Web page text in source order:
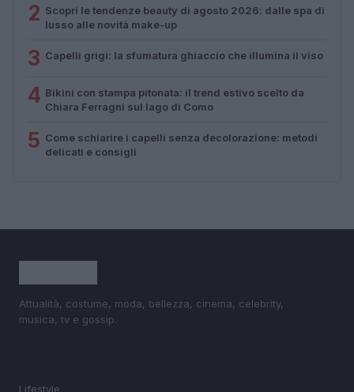
2 Scopri le tendenze beauty di agosto 2026: dalle spa di
lusso alle novità make-up
3 Capelli grigi: la sfumatura ghiaccio che illumina il viso
4 Bikini con stampa pitonata: il trend estivo scelto da
Chiara Ferragni sul lago di Como
5 Come schiarire i capelli senza decolorazione: metodi
delicati e consigli
Attualità, costume, moda, bellezza, cinema, celebrity,
musica, tv e gossip.
Lifestyle